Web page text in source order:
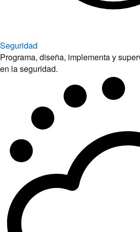
Seguridad
Programa, diseña, implementa y
en la seguridad.